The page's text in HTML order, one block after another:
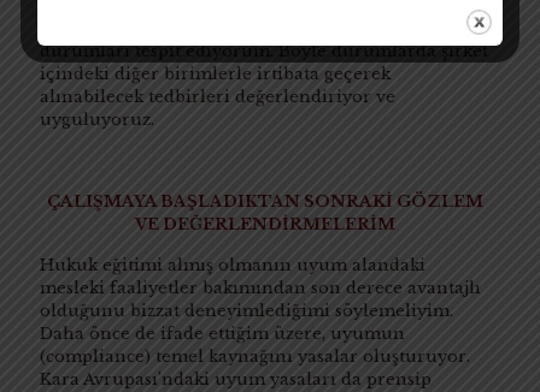
durumları tespit ediyorum. Böyle durumlarda şirket
içindeki diğer birimlerle irtibata geçerek
alınabilecek tedbirleri değerlendiriyor ve
uyguluyoruz.
ÇALIŞMAYA BAŞLADIKTAN SONRAKİ GÖZLEM
VE DEĞERLENDİRMELERİM
Hukuk eğitimi almış olmanın uyum alandaki
mesleki faaliyetler bakımından son derece avantajlı
olduğunu bizzat deneyimlediğimi söylemeliyim.
Daha önce de ifade ettiğim üzere, uyumun
(compliance) temel kaynağını yasalar oluşturuyor.
Kara Avrupası’ndaki uyum yasaları da prensip